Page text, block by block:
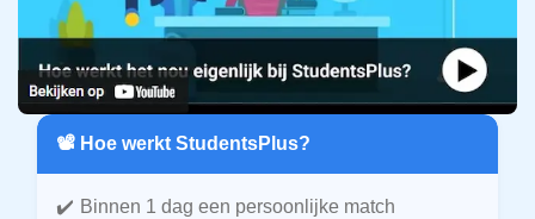
📽️ Hoe werkt StudentsPlus?
Binnen 1 dag een persoonlijke match